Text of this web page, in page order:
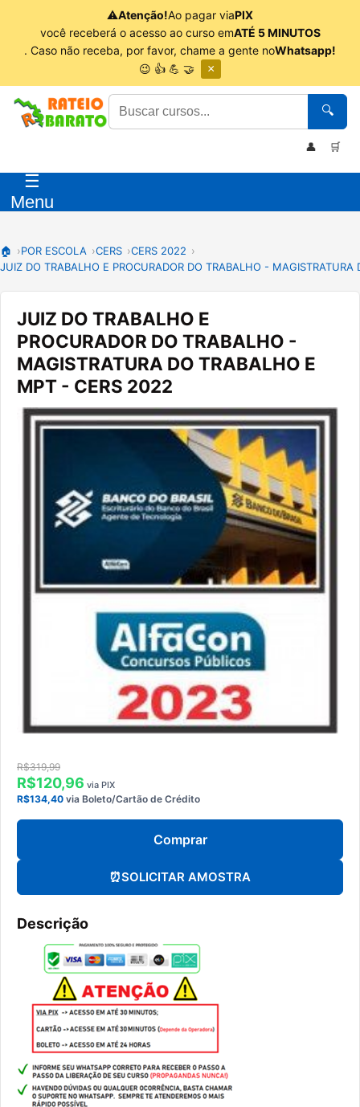
⚠Atenção!Ao pagar viaPIX
você receberá o acesso ao curso emATÉ 5 MINUTOS
. Caso não receba, por favor, chame a gente noWhatsapp!
😉 👍 💪 🤝
×
🔍
👤 🛒
☰
Menu
🏠 POR ESCOLA CERS
CERS 2022
JUIZ DO TRABALHO E PROCURADOR DO TRABALHO -
JUIZ DO TRABALHO E
PROCURADOR DO TRABALHO -
MAGISTRATURA DO TRABALHO E
MPT - CERS 2022
R$319,99
R$120,96 via PIX
R$134,40 via Boleto/Cartão de Crédito
Comprar
⏰SOLICITAR AMOSTRA
Descrição